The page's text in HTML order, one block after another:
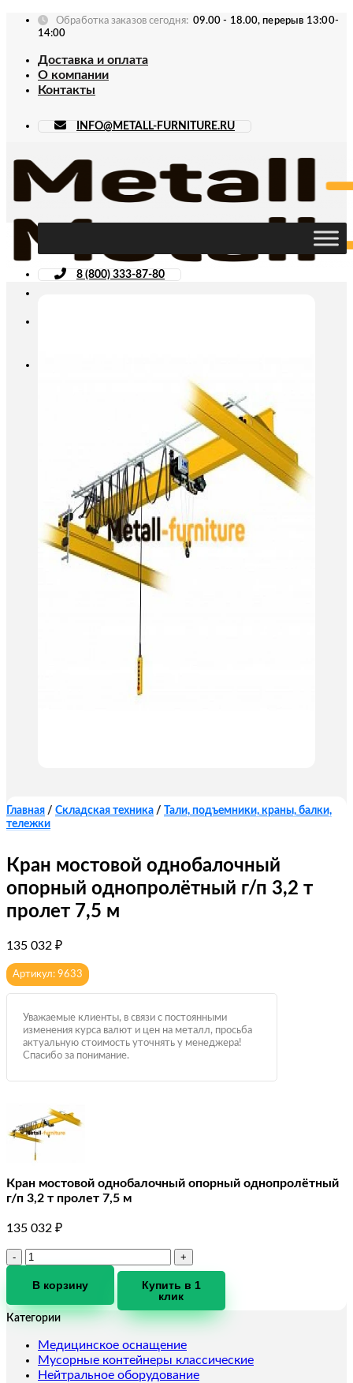
Skip
Обработка заказов сегодня: 09.00 - 18.00, перерыв 13:00-
14:00
Доставка и оплата
О компании
Контакты
INFO@METALL-FURNITURE.RU
8 (800) 333-87-80
Главная / Складская техника /
Тали, подъемники, краны, балки,
тележки
Кран мостовой однобалочный
опорный однопролётный г/п 3,2 т
пролет 7,5 м
135 032 ₽
Артикул: 9633
Уважаемые клиенты, в связи с постоянными
изменения курса валют и цен на металл, просьба
актуальную стоимость уточнять у менеджера!
Спасибо за понимание.
Кран мостовой однобалочный опорный однопролётный
г/п 3,2 т пролет 7,5 м
135 032 ₽
Количество
Кран
однобалочный
однопролётный
г/
п
В корзину
Купить в 1
клик
Категории
Медицинское оснащение
Мусорные контейнеры классические
Нейтральное оборудование